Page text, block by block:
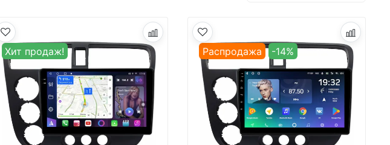
Хит продаж! Распродажа -14%